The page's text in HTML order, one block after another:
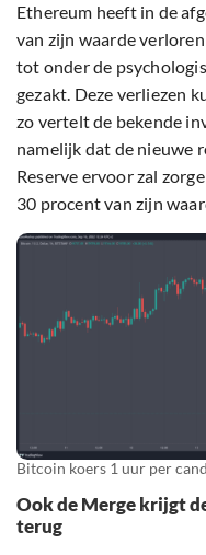
Ethereum heeft in de
van zijn waarde
tot onder de
gezakt. Deze verliezen
zo vertelt de bekende
namelijk dat de nieuwe
Reserve ervoor zal
30 procent van zijn
Bitcoin koers 1 uur per
Ook de Merge krijgt
terug